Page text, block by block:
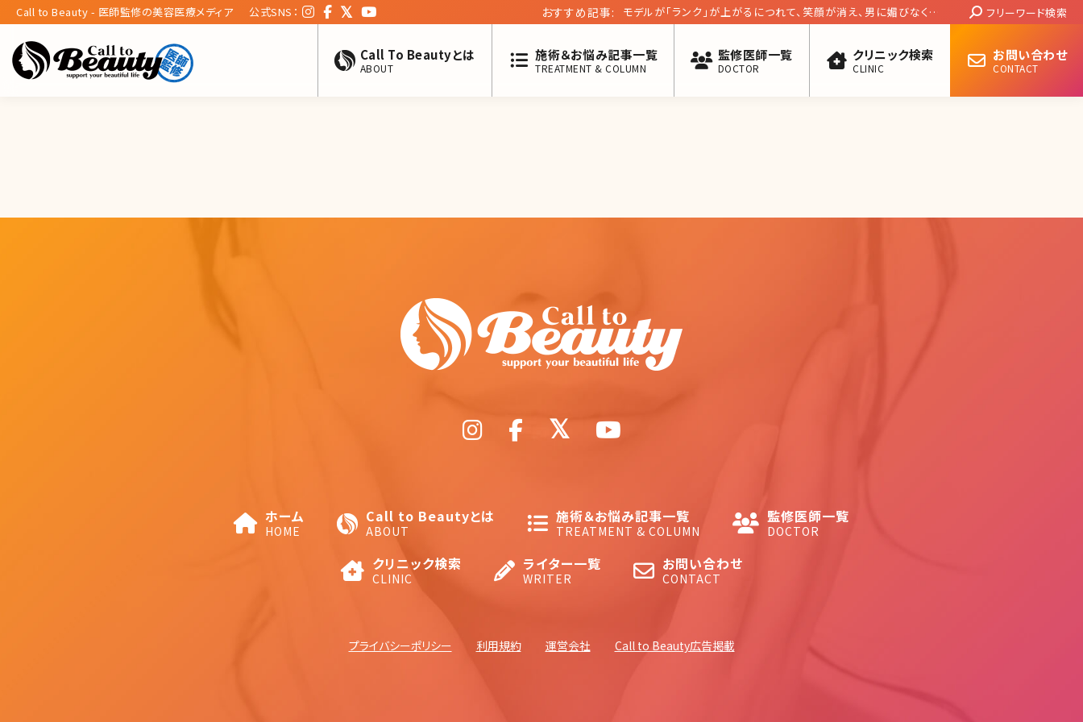
Call to Beauty - 医師監修の美容医療メディア 公式SNS： おすすめ記事:
モデルが「ランク」が上がるにつれて、笑顔が消え、男に媚びなくな
Search:
フリーワード検索
Call To Beautyとは
ABOUT
施術＆お悩み記事一覧
TREATMENT & COLUMN
監修医師一覧
DOCTOR
クリニック検索
CLINIC
お問い合わせ
CONTACT
ホーム
HOME
Call to Beautyとは
ABOUT
施術＆お悩み記事一覧
TREATMENT & COLUMN
監修医師一覧
DOCTOR
クリニック検索
CLINIC
ライター一覧
WRITER
お問い合わせ
CONTACT
プライバシーポリシー 利用規約 運営会社 Call to Beauty広告掲載